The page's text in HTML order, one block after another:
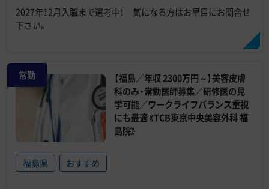
2027年12月入職まで選考中！ 気になる方はお早目にお問合せ
下さい。
常勤
【福島／年収 2300万円～】美容皮膚
科のみ・常勤医師募集／研修医の見
学可能／ワークライフバランス重視
にも最適《TCB東京中央美容外科 福
島院》
福島県 おすすめ